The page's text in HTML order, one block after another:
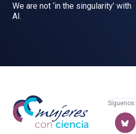
We are not ‘in the singularity’ with
AI.
Mujeres
con
ciencia
Síguenos: